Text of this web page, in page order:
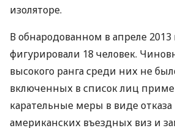
изоляторе.
В обнародованном в апреле 2013
фигурировали 18 человек.
высокого ранга среди них не
включенных в список лиц
карательные меры в виде
американских въездных виз и